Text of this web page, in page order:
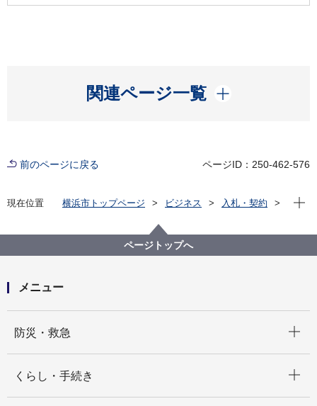
関連ページ一覧
開く
前のページに戻る ページID：250-462-576
現在位置 横浜市トップページ ビジネス
入札・契約
【契約結果掲載】【公募型プロポーザル】知的障害者
等にわかりやすい資料等の表現見直し業務委託
現在
ページトップへ
メニュー
防災・救急
くらし・手続き